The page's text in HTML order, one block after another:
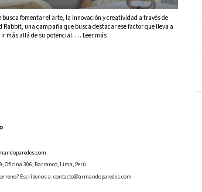
fomentar el arte, la innovación y creatividad a través de
Rabbit, una campaña que busca destacar ese factor que lleva a
más allá de su potencial. … Leer más
Oficina 306, Barranco, Lima, Perú
Escríbenos a:contacto@armandoparedes.com